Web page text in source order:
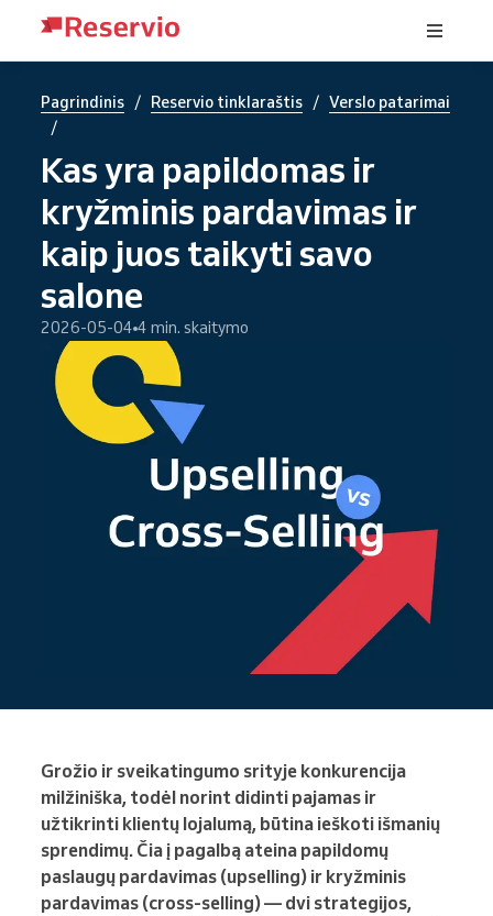
Pagrindinis / Reservio tinklaraštis / Verslo patarimai
/
Kas yra papildomas ir
kryžminis pardavimas ir
kaip juos taikyti savo
salone
2026-05-04 4 min. skaitymo
Grožio ir sveikatingumo srityje konkurencija
milžiniška, todėl norint didinti pajamas ir
užtikrinti klientų lojalumą, būtina ieškoti išmanių
sprendimų. Čia į pagalbą ateina papildomų
paslaugų pardavimas (upselling) ir kryžminis
pardavimas (cross-selling) — dvi strategijos,